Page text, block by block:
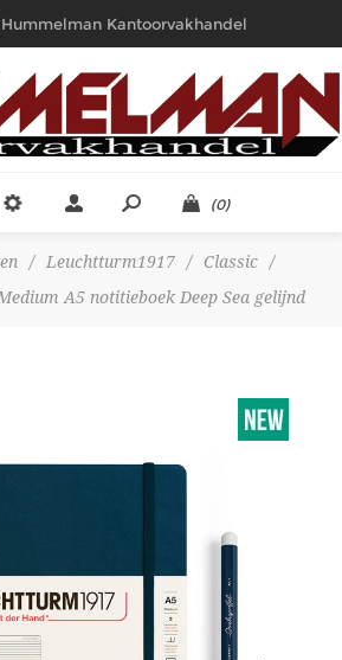
Kantoorvakhandel
(0)
/ Leuchtturm1917 / Classic
/
A5 notitieboek Deep Sea gelijnd